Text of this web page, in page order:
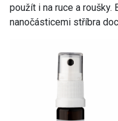
použít i na ruce a roušky.
nanočásticemi stříbra